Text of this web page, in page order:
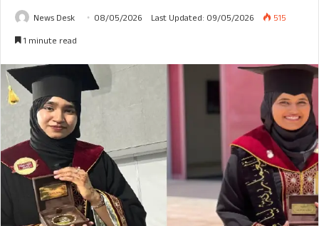
News Desk 08/05/2026 Last Updated: 09/05/2026
515
1 minute read